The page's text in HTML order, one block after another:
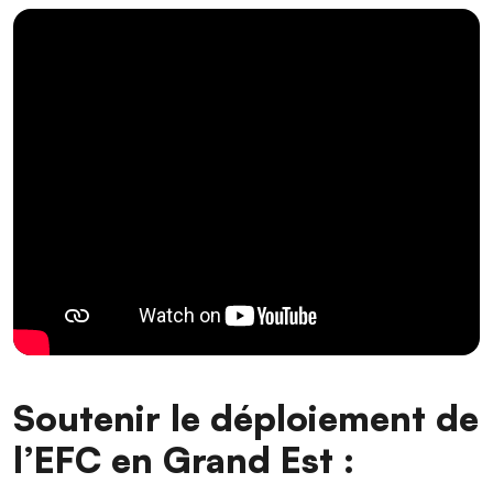
Soutenir le déploiement de
l’EFC en Grand Est :